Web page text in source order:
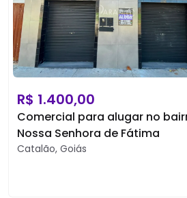
R$ 1.400,00
Comercial para alugar no
Nossa Senhora de Fátima
Catalão, Goiás